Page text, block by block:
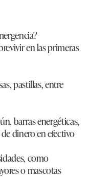
en las primeras
pastillas, entre
barras energéticas,
dinero en efectivo
como
o mascotas